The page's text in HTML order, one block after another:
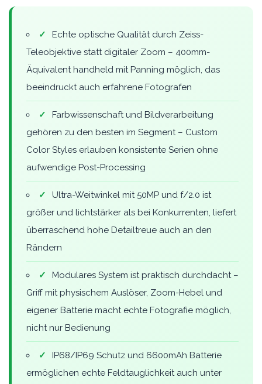
✓
Echte optische Qualität durch Zeiss-
Teleobjektive statt digitaler Zoom – 400mm-
Äquivalent handheld mit Panning möglich, das
beeindruckt auch erfahrene Fotografen
✓
Farbwissenschaft und Bildverarbeitung
gehören zu den besten im Segment – Custom
Color Styles erlauben konsistente Serien ohne
aufwendige Post-Processing
✓
Ultra-Weitwinkel mit 50MP und f/2.0 ist
größer und lichtstärker als bei Konkurrenten, liefert
überraschend hohe Detailtreue auch an den
Rändern
✓
Modulares System ist praktisch durchdacht –
Griff mit physischem Auslöser, Zoom-Hebel und
eigener Batterie macht echte Fotografie möglich,
nicht nur Bedienung
✓
IP68/IP69 Schutz und 6600mAh Batterie
ermöglichen echte Feldtauglichkeit auch unter